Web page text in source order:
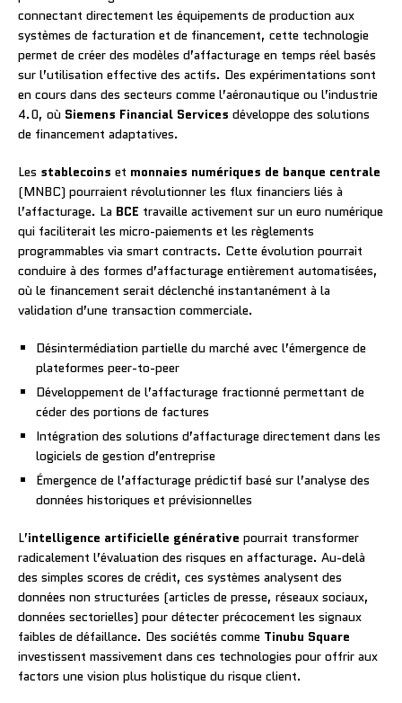
connectant directement les équipements de production aux
systèmes de facturation et de financement, cette technologie
permet de créer des modèles d’affacturage en temps réel basés
sur l’utilisation effective des actifs. Des expérimentations sont
en cours dans des secteurs comme l’aéronautique ou l’industrie
4.0, où Siemens Financial Services développe des solutions
de financement adaptatives.
Les stablecoins et monnaies numériques de banque centrale
(MNBC) pourraient révolutionner les flux financiers liés à
l’affacturage. La BCE travaille activement sur un euro numérique
qui faciliterait les micro-paiements et les règlements
programmables via smart contracts. Cette évolution pourrait
conduire à des formes d’affacturage entièrement automatisées,
où le financement serait déclenché instantanément à la
validation d’une transaction commerciale.
Désintermédiation partielle du marché avec l’émergence de
plateformes peer-to-peer
Développement de l’affacturage fractionné permettant de
céder des portions de factures
Intégration des solutions d’affacturage directement dans les
logiciels de gestion d’entreprise
Émergence de l’affacturage prédictif basé sur l’analyse des
données historiques et prévisionnelles
L’intelligence artificielle générative pourrait transformer
radicalement l’évaluation des risques en affacturage. Au-delà
des simples scores de crédit, ces systèmes analysent des
données non structurées (articles de presse, réseaux sociaux,
données sectorielles) pour détecter précocement les signaux
faibles de défaillance. Des sociétés comme Tinubu Square
investissent massivement dans ces technologies pour offrir aux
factors une vision plus holistique du risque client.